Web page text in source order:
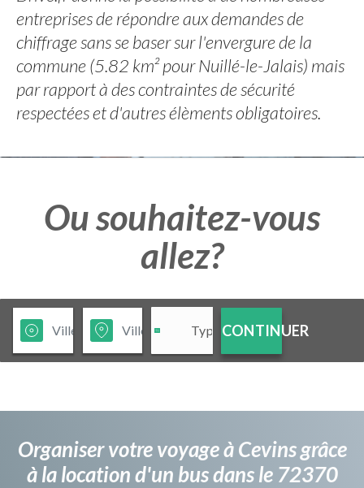
entreprises de répondre aux demandes de
chiffrage sans se baser sur l'envergure de la
commune (5.82 km² pour Nuillé-le-Jalais) mais
par rapport à des contraintes de sécurité
respectées et d'autres élèments obligatoires.
Ou souhaitez-vous
allez?
CONTINUER
Organiser votre voyage à Cevins grâce
à la location d'un bus dans le 72370